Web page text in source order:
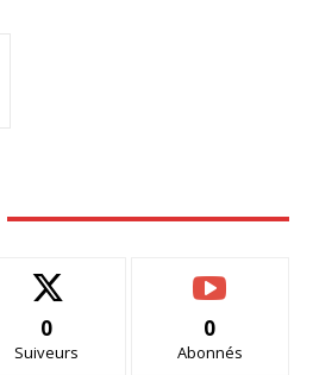
0
Suiveurs
0
Abonnés